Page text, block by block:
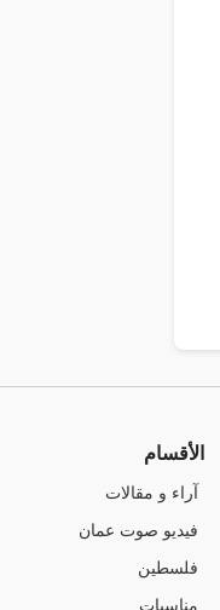
الأقسام
آراء و مقالات
فيديو صوت عمان
فلسطين
مناسبات